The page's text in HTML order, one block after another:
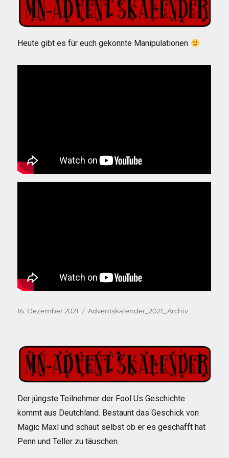
Heute gibt es für euch gekonnte Manipulationen
Veröffentlicht
16. Dezember 2021 Kategorien
Adventskalender_2021_Archiv
Der jüngste Teilnehmer der Fool Us Geschichte
kommt aus Deutchland. Bestaunt das Geschick von
Magic Maxl und schaut selbst ob er es geschafft hat
Penn und Teller zu täuschen.